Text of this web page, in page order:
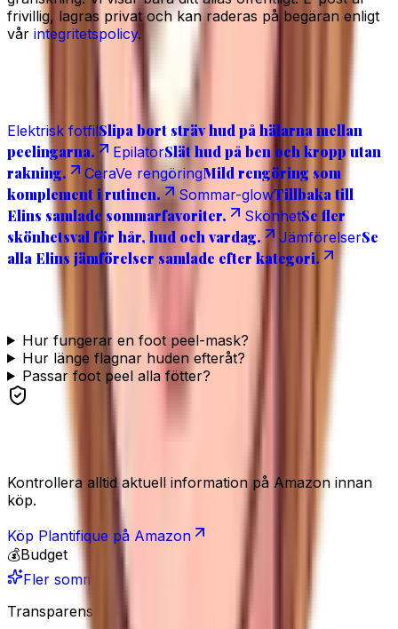
frivillig, lagras privat och kan raderas på begäran enligt
vår integritetspolicy.
Elektrisk fotfilSlipa bort sträv hud på hälarna mellan
peelingarna.
EpilatorSlät hud på ben och kropp utan
rakning.
CeraVe rengöringMild rengöring som
komplement i rutinen.
Sommar-glowTillbaka till
Elins samlade sommarfavoriter.
SkönhetSe fler
skönhetsval för hår, hud och vardag.
JämförelserSe
alla Elins jämförelser samlade efter kategori.
Vanliga frågor
Hur fungerar en foot peel-mask?
Hur länge flagnar huden efteråt?
Passar foot peel alla fötter?
Se produkten
Kontrollera alltid aktuell information på Amazon innan
köp.
Köp Plantifique på Amazon
💰Budget
Fler sommarfavoriter
Transparens